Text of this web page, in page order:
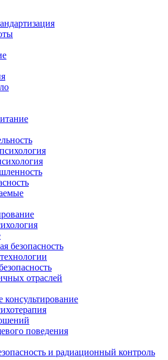
безопасность
отраслей
консультирование
поведения
и радиационный контроль